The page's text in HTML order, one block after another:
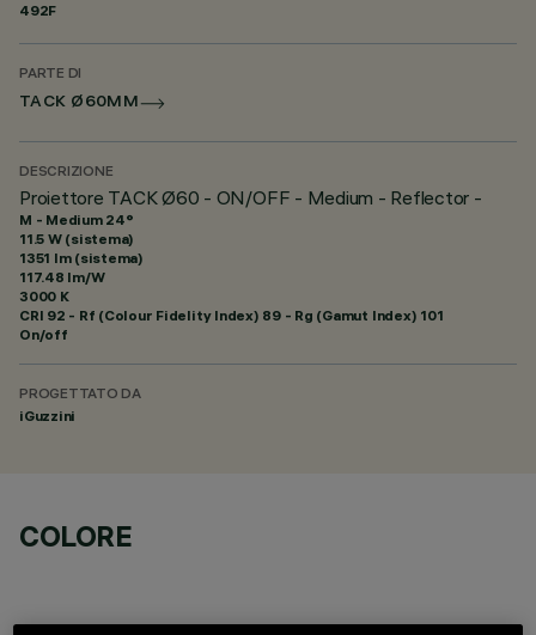
492F
PARTE DI
TACK Ø60MM
DESCRIZIONE
Proiettore TACK Ø60 - ON/OFF - Medium - Reflector -
M - Medium 24°
11.5 W (sistema)
1351 lm (sistema)
117.48 lm/W
3000 K
CRI 92 - Rf (Colour Fidelity Index) 89 - Rg (Gamut Index) 101
On/off
PROGETTATO DA
iGuzzini
COLORE